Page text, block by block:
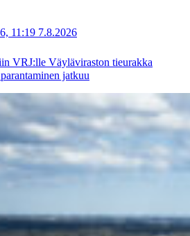
11:19 7.8.2026
VRJ:lle Väyläviraston tieurakka
jatkuu